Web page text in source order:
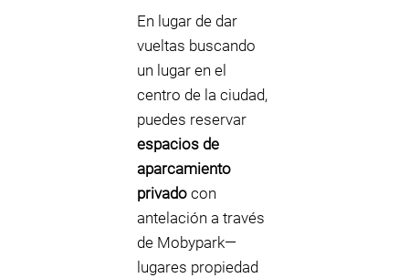
En lugar de dar
vueltas buscando
un lugar en el
centro de la ciudad,
puedes reservar
espacios de
aparcamiento
privado con
antelación a través
de Mobypark—
lugares propiedad